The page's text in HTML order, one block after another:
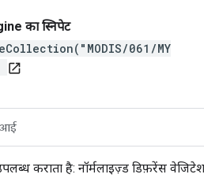
का स्निपेट
061/MY
open_in_new
कराता है: नॉर्मलाइज़्ड डिफ़रेंस